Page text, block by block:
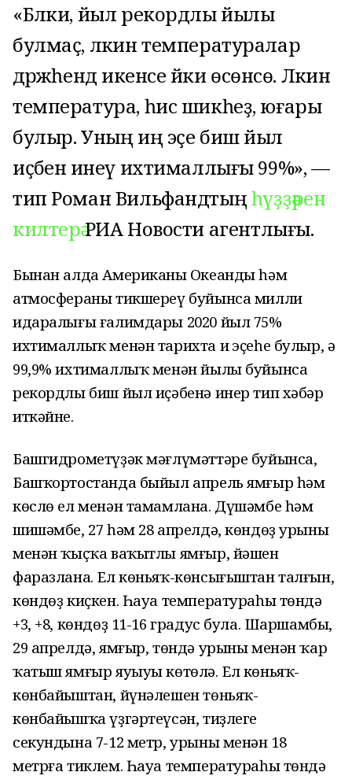
«Бәлки, йыл рекордлы йылы
булмаҫ, ләкин температуралар
дәрәжәһендә икенсе йәки өсөнсө. Ләкин
температура, һис шикһеҙ, юғары
булыр. Уның иң эҫе биш йыл
иҫәбенә инеү ихтималлығы 99%», —
тип Роман Вильфандтыңһүҙҙәрен
килтерәРИА Новости агентлығы.
Бынан алда Американың Океанды һәм
атмосфераны тикшереү буйынса милли
идаралығы ғалимдары 2020 йыл 75%
ихтималлыҡ менән тарихта иң эҫеһе булыр, ә
99,9% ихтималлыҡ менән йылы буйынса
рекордлы биш йыл иҫәбенә инер тип хәбәр
иткәйне.
Башгидрометүҙәк мәғлүмәттәре буйынса,
Башҡортостанда быйыл апрель ямғыр һәм
көслө ел менән тамамлана. Дүшәмбе һәм
шишәмбе, 27 һәм 28 апрелдә, көндөҙ урыны
менән ҡыҫҡа ваҡытлы ямғыр, йәшен
фаразлана. Ел көньяҡ-көнсығыштан талғын,
көндөҙ киҫкен. Һауа температураһы төндә
+3, +8, көндөҙ 11-16 градус була. Шаршамбы,
29 апрелдә, ямғыр, төндә урыны менән ҡар
ҡатыш ямғыр яуыуы көтөлә. Ел көньяҡ-
көнбайыштан, йүнәлешен төньяҡ-
көнбайышҡа үҙгәртеүсән, тиҙлеге
секундына 7-12 метр, урыны менән 18
метрға тиклем. Һауа температураһы төндә